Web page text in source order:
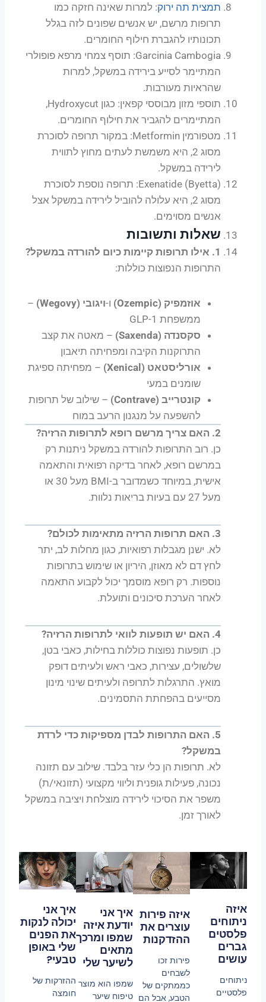
תמצית תה ירוק: למרות שאינה חזקה כמו
תרופות מרשם, יש אנשים שפונים לזה בגלל
תכונותיו להגברת חילוף החומרים.
Garcinia Cambogia: תוסף צמחי מרפא פופולרי
המתיימר לסייע בירידה במשקל, למרות
שהראיות מעורבות.
תוספי מזון מבוססי קפאין: כגון Hydroxycut,
המתיימרים להגביר את חילוף החומרים.
מטפורמין Metformin: במקור תרופה לסוכרת
מסוג 2, היא משמשת לעתים מחוץ לתווית
לירידה במשקל.
Exenatide (Byetta): תרופה נוספת לסוכרת
מסוג 2, היא עלולה להוביל לירידה במשקל אצל
אנשים מסוימים.
שאלות ותשובות
1. אילו תרופות קיימות כיום להורדה במשקל?
התרופות הנפוצות כוללות:
אוזמפיק (Ozempic) ו-ויגובי (Wegovy)
–
ממשפחת GLP-1
סקסנדה (Saxenda)
– מאטה את קצב
התרוקנות הקיבה ומפחיתה תיאבון
אורליסטאט (Xenical)
– מפחיתה ספיגת
שומנים במעי
קונטרייב (Contrave)
– שילוב של תרופות
להשפעה על מנגנון הרעב במוח
2. האם צריך מרשם רופא לתרופות הרזיה?
כן. רוב התרופות להורדה במשקל ניתנות רק
במרשם רופא, לאחר בדיקה רפואית והתאמה
אישית, במיוחד כשמדובר ב-BMI מעל 30 או
מעל 27 עם בעיות בריאות נלוות.
3. האם תרופות הרזיה מתאימות לכולם?
לא. ישנן מגבלות רפואיות, כגון מחלות לב, יתר
לחץ דם לא מאוזן, היריון או שימוש בתרופות
נוספות. רק רופא מוסמך יכול לקבוע התאמה
לאחר הערכת סיכונים ותועלת.
4. האם יש תופעות לוואי לתרופות הרזיה?
כן. תופעות נפוצות כוללות בחילות, כאבי בטן,
שלשולים, עצירות, כאבי ראש ולעיתים דופק
מואץ. התרגלות לתרופה ולעיתים שינוי מינון
מסייעים בהפחתת התסמינים.
5. האם התרופות לבדן מספיקות כדי לרדת
במשקל?
לא. תרופות הן כלי עזר בלבד. שילוב עם תזונה
נכונה, פעילות גופנית וליווי מקצועי (תזונאי/ת)
משפר את הסיכוי לירידה מוצלחת ויציבה במשקל
לאורך זמן.
איזה
ניתוחים
פלסטים
גברים
עושים
ניתוחים
פלסטיים
איזה פירות
עוצרים את
ההזדקנות
פירות זכו
לשבחים
כממתקים של
הטבע, אבל הם
איך אני
יודעת איזה
שמפו ומרכך
מתאים
לשיער שלי
שמפו הוא מוצר
טיפוח שיער
איך אני
יכולה לנקות
את הפנים
שלי באופן
טבעי?
ההזרקות של
חומצה